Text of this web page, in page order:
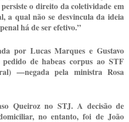
o direito da coletividade em
a qual não se desvincula da ideia
há de ser efetivo.”
por Lucas Marques e Gustavo
de habeas corpus ao STF
—negada pela ministra Rosa
Queiroz no STJ. A decisão de
no entanto, foi de João